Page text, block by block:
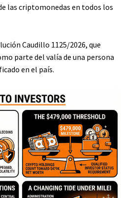
las criptomonedas en todos los
Caudillo 1125/2026, que
parte del valía de una persona
en el país.